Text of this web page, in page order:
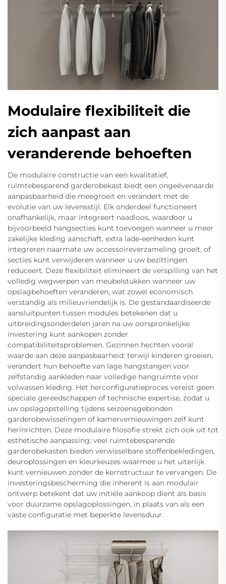
Modulaire flexibiliteit die
zich aanpast aan
veranderende behoeften
De modulaire constructie van een kwalitatief,
ruimtebesparend garderobekast biedt een ongeëvenaarde
aanpasbaarheid die meegroeit en verandert met de
evolutie van uw levensstijl. Elk onderdeel functioneert
onafhankelijk, maar integreert naadloos, waardoor u
bijvoorbeeld hangsecties kunt toevoegen wanneer u meer
zakelijke kleding aanschaft, extra lade-eenheden kunt
integreren naarmate uw accessoireverzameling groeit, of
secties kunt verwijderen wanneer u uw bezittingen
reduceert. Deze flexibiliteit elimineert de verspilling van het
volledig wegwerpen van meubelstukken wanneer uw
opslagbehoeften veranderen, wat zowel economisch
verstandig als milieuvriendelijk is. De gestandaardiseerde
aansluitpunten tussen modules betekenen dat u
uitbreidingsonderdelen jaren na uw oorspronkelijke
investering kunt aankopen zonder
compatibiliteitsproblemen. Gezinnen hechten vooral
waarde aan deze aanpasbaarheid: terwijl kinderen groeien,
verandert hun behoefte van lage hangstangen voor
zelfstandig aankleden naar volledige hangruimte voor
volwassen kleding. Het herconfiguratieproces vereist geen
speciale gereedschappen of technische expertise, zodat u
uw opslagopstelling tijdens seizoensgebonden
garderobewisselingen of kamervernieuwingen zelf kunt
herinrichten. Deze modulaire filosofie strekt zich ook uit tot
esthetische aanpassing: veel ruimtebesparende
garderobekasten bieden verwisselbare stoffenbekledingen,
deuroplossingen en kleurkeuzes waarmee u het uiterlijk
kunt vernieuwen zonder de kernstructuur te vervangen. De
investeringsbescherming die inherent is aan modulair
ontwerp betekent dat uw initiële aankoop dient als basis
voor duurzame opslagoplossingen, in plaats van als een
vaste configuratie met beperkte levensduur.